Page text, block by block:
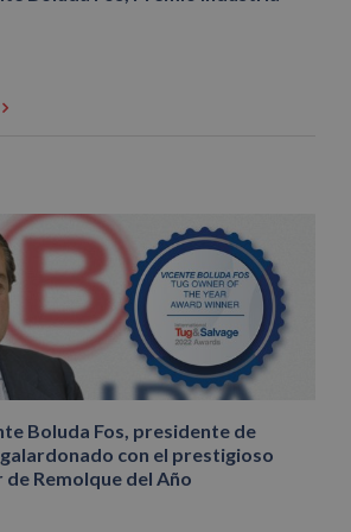
Boluda Fos, presidente de
con el prestigioso
Remolque del Año